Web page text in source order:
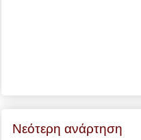
Νεότερη ανάρτηση